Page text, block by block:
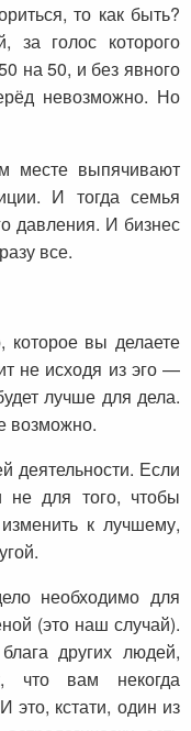
то как быть?
за голос которого
на 50, и без явного
невозможно. Но
месте выпячивают
И тогда семья
давления. И бизнес
все.
которое вы делаете
не исходя из эго —
лучше для дела.
возможно.
деятельности. Если
для того, чтобы
к лучшему,
необходимо для
(это наш случай).
других людей,
что вам некогда
это, кстати, один из